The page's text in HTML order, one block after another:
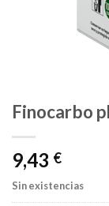
Finocarbo
9,43 €
Sin existencias